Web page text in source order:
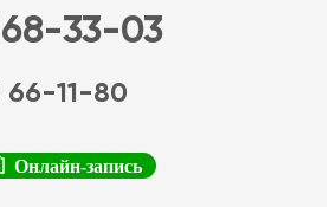
33-03
66-11-80
Онлайн-запись